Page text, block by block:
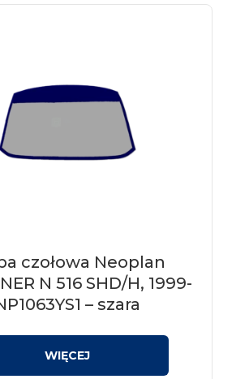
czołowa Neoplan
N 516 SHD/H, 1999-
– szara